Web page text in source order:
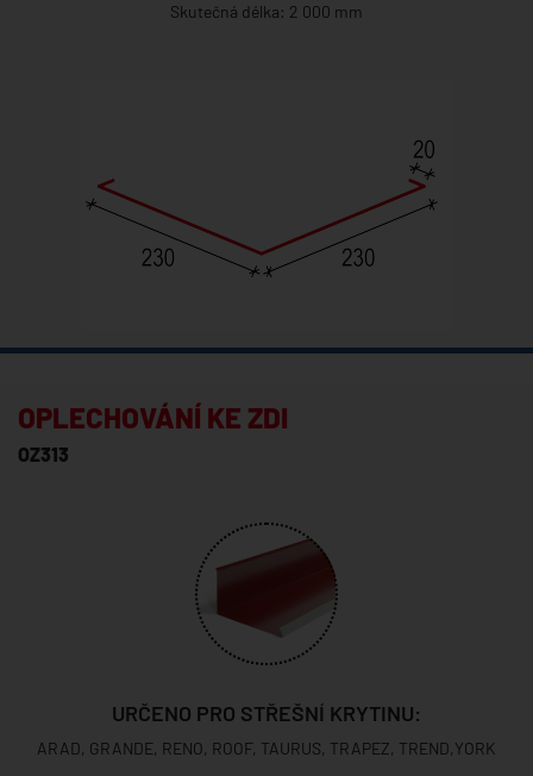
Skutečná délka: 2 000 mm
OPLECHOVÁNÍ KE ZDI
OZ313
URČENO PRO STŘEŠNÍ KRYTINU:
ARAD, GRANDE, RENO, ROOF, TAURUS, TRAPEZ, TREND,YORK